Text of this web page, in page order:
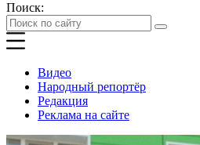
Поиск:
Видео
Народный репортёр
Редакция
Реклама на сайте